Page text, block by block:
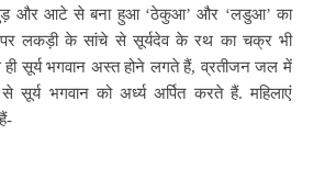
गुड़ और आटे से बना हुआ ‘ठेकुआ’ और ‘लडुआ’ का
लकड़ी के सांचे से सूर्यदेव के रथ का चक्र भी
ही सूर्य भगवान अस्त होने लगते हैं, व्रतीजन जल में
सूर्य भगवान को अर्ध्य अर्पित करते हैं. महिलाएं